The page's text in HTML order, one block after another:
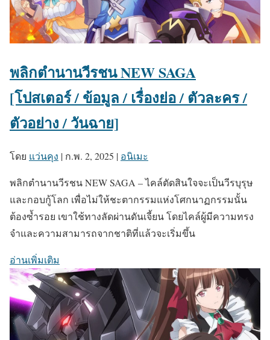
พลิกตำนานวีรชน NEW SAGA
[โปสเตอร์ / ข้อมูล / เรื่องย่อ / ตัวละคร /
ตัวอย่าง / วันฉาย]
โดย แว่นคุง | ก.พ. 2, 2025 | อนิเมะ
พลิกตำนานวีรชน NEW SAGA – ไคล์ตัดสินใจจะเป็นวีรบุรุษ
และกอบกู้โลก เพื่อไม่ให้ชะตากรรมแห่งโศกนาฏกรรมนั้น
ต้องซ้ำรอย เขาใช้ทางลัดผ่านดันเจี้ยน โดยไคล์ผู้มีความทรง
จำและความสามารถจากชาติที่แล้วจะเริ่มขึ้น
อ่านเพิ่มเติม